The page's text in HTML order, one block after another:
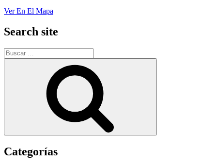
Ver En El Mapa
Search site
Buscar
por:
Categorías